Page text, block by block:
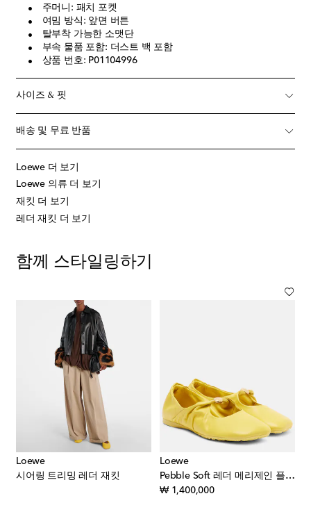
주머니: 패치 포켓
여밈 방식: 앞면 버튼
탈부착 가능한 소맷단
부속 물품 포함: 더스트 백 포함
상품 번호: P01104996
사이즈 & 핏
배송 및 무료 반품
Loewe 더 보기
Loewe 의류 더 보기
재킷 더 보기
레더 재킷 더 보기
함께 스타일링하기
Loewe
시어링 트리밍 레더 재킷
Loewe
Pebble Soft 레더 메리제인 플랫 슈즈
₩ 1,400,000original price